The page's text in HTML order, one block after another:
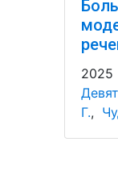
2025
Г.,